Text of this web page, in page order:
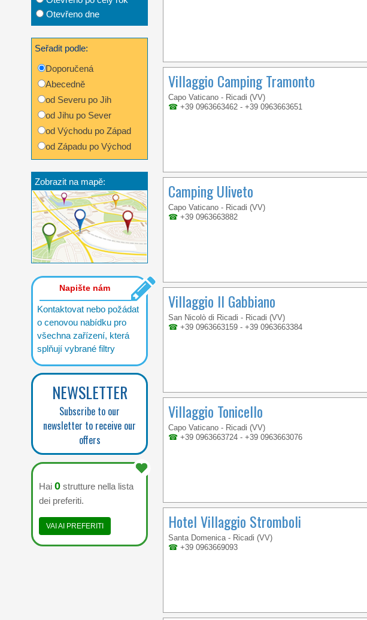
Otevřeno dne
Seřadit podle:
Doporučená
Abecedně
od Severu po Jih
od Jihu po Sever
od Východu po Západ
od Západu po Východ
Zobrazit na mapě:
Napište nám
Kontaktovat nebo požádat
o cenovou nabídku pro
všechna zařízení, která
splňují vybrané filtry
NEWSLETTER
Subscribe to our
newsletter to receive our
offers
Hai 0 strutture nella lista
dei preferiti.
VAI AI PREFERITI
Villaggio Camping Tramonto
Capo Vaticano - Ricadi (VV)
☎ +39 0963663462 - +39 0963663651
Camping Uliveto
Capo Vaticano - Ricadi (VV)
☎ +39 0963663882
Villaggio Il Gabbiano
San Nicolò di Ricadi - Ricadi (VV)
☎ +39 0963663159 - +39 0963663384
Villaggio Tonicello
Capo Vaticano - Ricadi (VV)
☎ +39 0963663724 - +39 0963663076
Hotel Villaggio Stromboli
Santa Domenica - Ricadi (VV)
☎ +39 0963669093